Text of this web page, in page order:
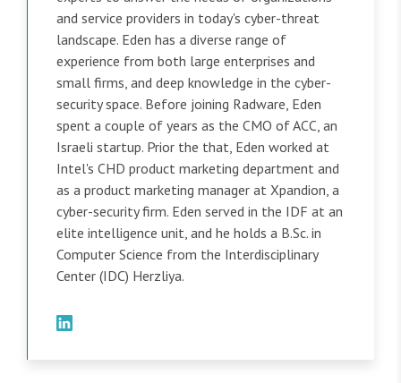
and service providers in today's cyber-threat
landscape. Eden has a diverse range of
experience from both large enterprises and
small firms, and deep knowledge in the cyber-
security space. Before joining Radware, Eden
spent a couple of years as the CMO of ACC, an
Israeli startup. Prior the that, Eden worked at
Intel's CHD product marketing department and
as a product marketing manager at Xpandion, a
cyber-security firm. Eden served in the IDF at an
elite intelligence unit, and he holds a B.Sc. in
Computer Science from the Interdisciplinary
Center (IDC) Herzliya.